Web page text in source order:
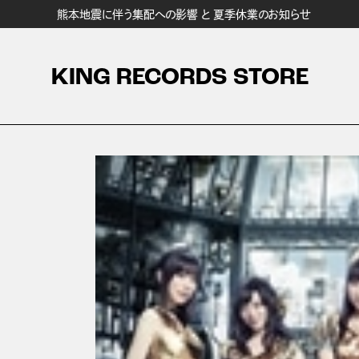
熊本地震に伴う集配への影響 と 夏季休業のお知らせ
KING RECORDS STORE